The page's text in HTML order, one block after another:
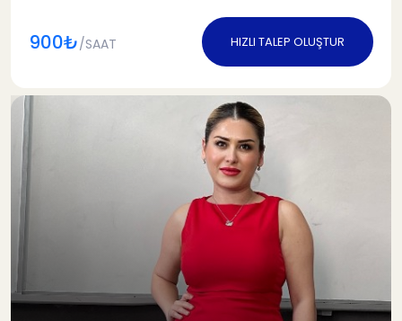
900₺/SAAT HIZLI TALEP OLUŞTUR